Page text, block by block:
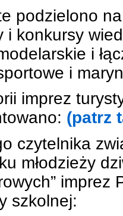
podzielono
i konkursy
i
i
imprez
(patrz
czytelnika
młodzieży
imprez
szkolnej: